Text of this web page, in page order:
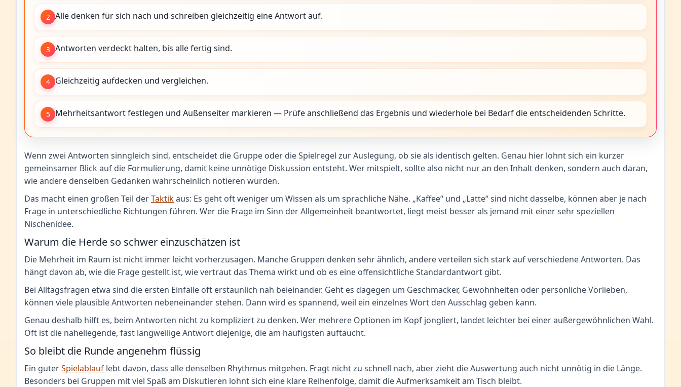
2 Alle denken für sich nach und schreiben gleichzeitig eine Antwort auf.
3 Antworten verdeckt halten, bis alle fertig sind.
4 Gleichzeitig aufdecken und vergleichen.
5 Mehrheitsantwort festlegen und Außenseiter markieren — Prüfe anschließend das Ergebnis und wiederhole bei Bedarf die entscheidenden Schritte.
Wenn zwei Antworten sinngleich sind, entscheidet die Gruppe oder die Spielregel zur Auslegung, ob sie als identisch gelten. Genau hier lohnt sich ein kurzer
gemeinsamer Blick auf die Formulierung, damit keine unnötige Diskussion entsteht. Wer mitspielt, sollte also nicht nur an den Inhalt denken, sondern auch daran,
wie andere denselben Gedanken wahrscheinlich notieren würden.
Das macht einen großen Teil derTaktikaus: Es geht oft weniger um Wissen als um sprachliche Nähe. „Kaffee“ und „Latte“ sind nicht dasselbe, können aber je nach
Frage in unterschiedliche Richtungen führen. Wer die Frage im Sinn der Allgemeinheit beantwortet, liegt meist besser als jemand mit einer sehr speziellen
Nischenidee.
Warum die Herde so schwer einzuschätzen ist
Die Mehrheit im Raum ist nicht immer leicht vorherzusagen. Manche Gruppen denken sehr ähnlich, andere verteilen sich stark auf verschiedene Antworten. Das
hängt davon ab, wie die Frage gestellt ist, wie vertraut das Thema wirkt und ob es eine offensichtliche Standardantwort gibt.
Bei Alltagsfragen etwa sind die ersten Einfälle oft erstaunlich nah beieinander. Geht es dagegen um Geschmäcker, Gewohnheiten oder persönliche Vorlieben,
können viele plausible Antworten nebeneinander stehen. Dann wird es spannend, weil ein einzelnes Wort den Ausschlag geben kann.
Genau deshalb hilft es, beim Antworten nicht zu kompliziert zu denken. Wer mehrere Optionen im Kopf jongliert, landet leichter bei einer außergewöhnlichen Wahl.
Oft ist die naheliegende, fast langweilige Antwort diejenige, die am häufigsten auftaucht.
So bleibt die Runde angenehm flüssig
Ein guterSpielablauf lebt davon, dass alle denselben Rhythmus mitgehen. Fragt nicht zu schnell nach, aber zieht die Auswertung auch nicht unnötig in die Länge.
Besonders bei Gruppen mit viel Spaß am Diskutieren lohnt sich eine klare Reihenfolge, damit die Aufmerksamkeit am Tisch bleibt.